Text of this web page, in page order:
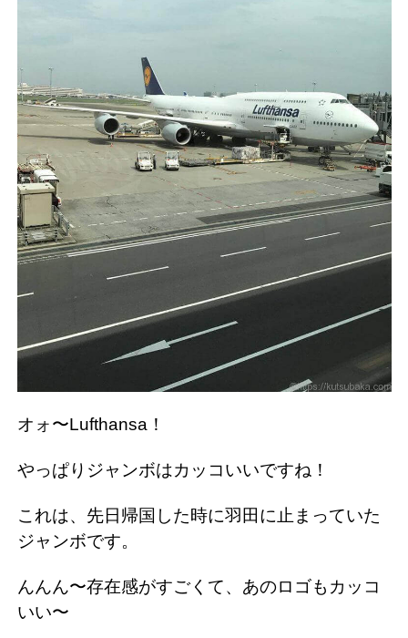
オォ〜Lufthansa！
やっぱりジャンボはカッコいいですね！
これは、先日帰国した時に羽田に止まっていた
ジャンボです。
んんん〜存在感がすごくて、あのロゴもカッコ
いい〜